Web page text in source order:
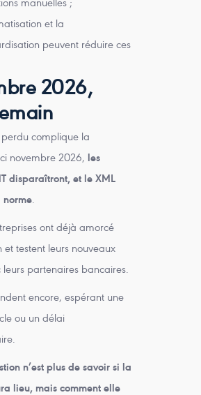
manuelles ;
et la
peuvent réduire ces
2026,
complique la
novembre 2026, les
disparaîtront, et le XML
norme.
ont déjà amorcé
et testent leurs nouveaux
leurs partenaires bancaires.
encore, espérant une
ou un délai
n’est plus de savoir si la
lieu, mais comment elle